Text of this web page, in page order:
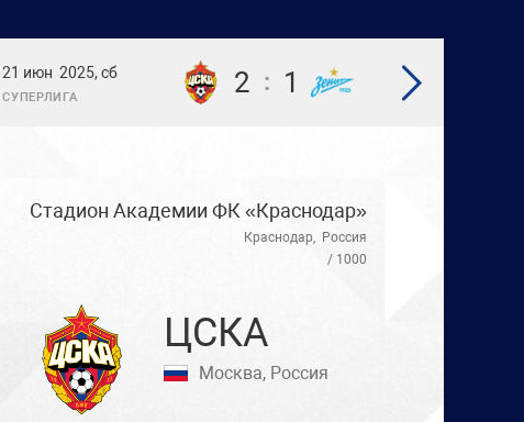
21 июн 2025, сб
СУПЕРЛИГА 2 : 1
ЦСКА
Москва, Россия
Стадион Академии ФК «Краснодар»
Краснодар
Россия
/ 1000